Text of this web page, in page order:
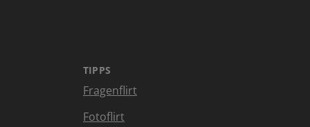
TIPPS
Fragenflirt
Fotoflirt